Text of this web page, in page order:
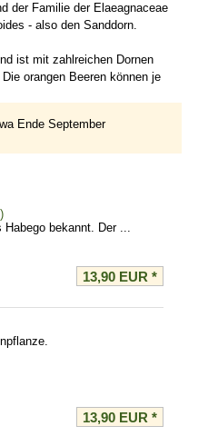
der Familie der Elaeagnaceae
- also den Sanddorn.
ist mit zahlreichen Dornen
orangen Beeren können je
Ende September
bekannt. Der ...
13,90 EUR *
13,90 EUR *